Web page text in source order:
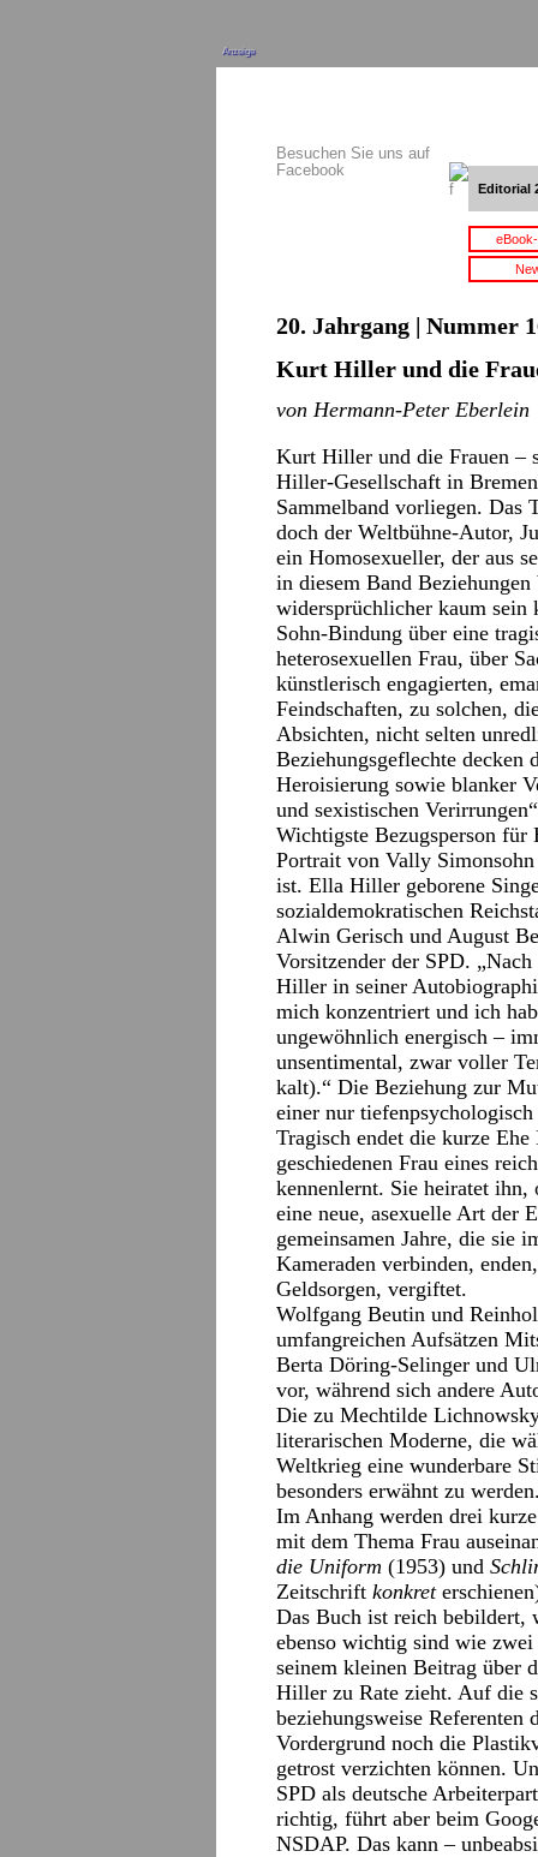
Anzeige
Besuchen Sie uns auf
Facebook
Editorial
20. Jahrgang | Nummer
Kurt Hiller und die
von Hermann-Peter Eberlein
Kurt Hiller und die Frauen –
Hiller-Gesellschaft in
Sammelband vorliegen. Das
doch der Weltbühne-Autor,
ein Homosexueller, der aus
in diesem Band
widersprüchlicher kaum sein
Sohn-Bindung über eine
heterosexuellen Frau, über
künstlerisch engagierten,
Feindschaften, zu solchen,
Absichten, nicht selten
Beziehungsgeflechte decken
Heroisierung sowie blanker
und sexistischen
Wichtigste Bezugsperson für
Portrait von Vally
ist. Ella Hiller geborene
sozialdemokratischen
Alwin Gerisch und August
Vorsitzender der SPD.
Hiller in seiner
mich konzentriert und ich
ungewöhnlich energisch –
unsentimental, zwar voller
kalt).“ Die Beziehung zur
einer nur
Tragisch endet die kurze
geschiedenen Frau eines
kennenlernt. Sie heiratet
eine neue, asexuelle Art der
gemeinsamen Jahre, die sie
Kameraden verbinden,
Geldsorgen, vergiftet.
Wolfgang Beutin und
umfangreichen Aufsätzen
Berta Döring-Selinger und
vor, während sich andere
Die zu Mechtilde
literarischen Moderne, die
Weltkrieg eine wunderbare
besonders erwähnt zu
Im Anhang werden drei
mit dem Thema Frau
die Uniform (1953) und
Zeitschrift konkret
Das Buch ist reich bebildert,
ebenso wichtig sind wie
seinem kleinen Beitrag über
Hiller zu Rate zieht. Auf die
beziehungsweise Referenten
Vordergrund noch die
getrost verzichten können.
SPD als deutsche
richtig, führt aber beim
NSDAP. Das kann –